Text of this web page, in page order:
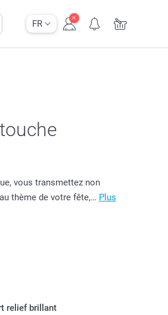
FR
vous transmettez non
thème de votre fête,… Plus
relief brillant